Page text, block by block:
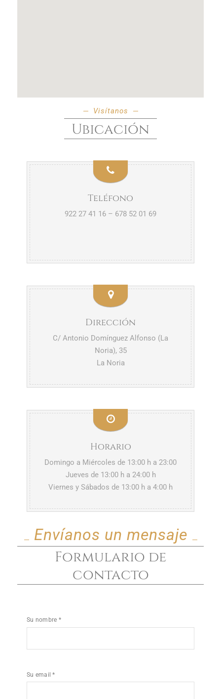
Visítanos
Ubicación
Teléfono
922 27 41 16 – 678 52 01 69
Dirección
C/ Antonio Domínguez Alfonso (La
Noria), 35
La Noria
Horario
Domingo a Miércoles de 13:00 h a 23:00
Jueves de 13:00 h a 24:00 h
Viernes y Sábados de 13:00 h a 4:00 h
Envíanos un mensaje
Formulario de
contacto
Su nombre *
Su email *